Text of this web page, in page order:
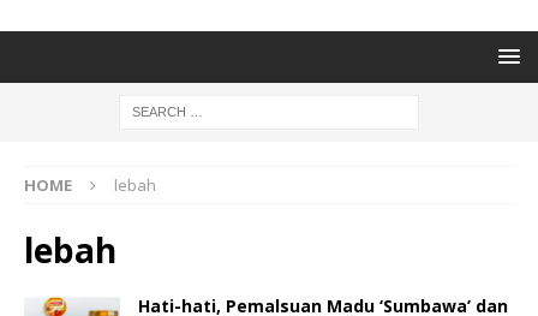
HOME lebah
lebah
Hati-hati, Pemalsuan Madu ‘Sumbawa’ dan